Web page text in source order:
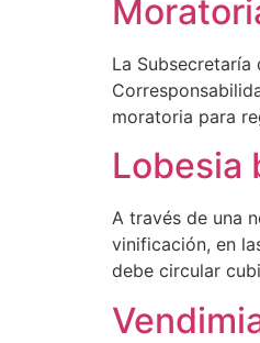
La
moratoria para
Lobesia
A través de una
vinificación, en
debe circular